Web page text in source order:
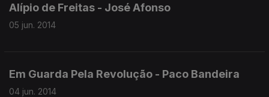
Alípio de Freitas - José Afonso
05 jun. 2014
Em Guarda Pela Revolução - Paco Bandeira
04 jun. 2014